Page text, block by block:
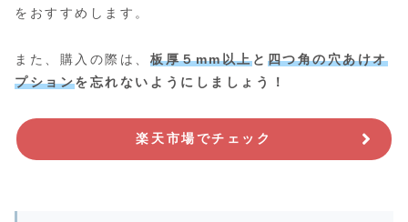
をおすすめします。
また、購入の際は、板厚５mm以上と 四つ角の穴あけオ
プションを忘れないようにしましょう！
楽天市場でチェック